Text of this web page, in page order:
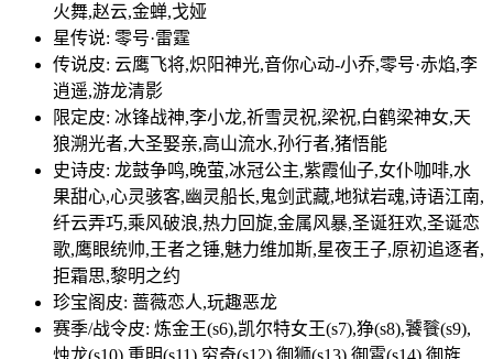
火舞,赵云,金蝉,戈娅
星传说: 零号·雷霆
传说皮: 云鹰飞将,炽阳神光,音你心动-小乔,零号·赤焰,李
逍遥,游龙清影
限定皮: 冰锋战神,李小龙,祈雪灵祝,梁祝,白鹤梁神女,天
狼溯光者,大圣娶亲,高山流水,孙行者,猪悟能
史诗皮: 龙鼓争鸣,晚萤,冰冠公主,紫霞仙子,女仆咖啡,水
果甜心,心灵骇客,幽灵船长,鬼剑武藏,地狱岩魂,诗语江南,
纤云弄巧,乘风破浪,热力回旋,金属风暴,圣诞狂欢,圣诞恋
歌,鹰眼统帅,王者之锤,魅力维加斯,星夜王子,原初追逐者,
拒霜思,黎明之约
珍宝阁皮: 蔷薇恋人,玩趣恶龙
赛季/战令皮: 炼金王(s6),凯尔特女王(s7),狰(s8),饕餮(s9),
烛龙(s10),重明(s11),穷奇(s12),御狮(s13),御霄(s14),御旌